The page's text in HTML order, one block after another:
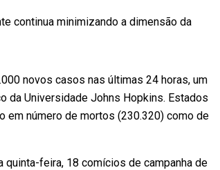
continua minimizando a dimensão da
novos casos nas últimas 24 horas, um
da Universidade Johns Hopkins. Estados
em número de mortos (230.320) como de
feira, 18 comícios de campanha de